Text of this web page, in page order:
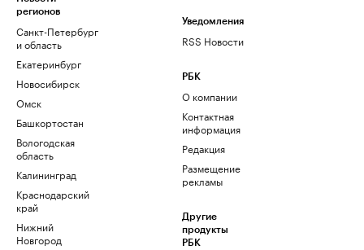
регионов
Санкт-Петербург
и область
Екатеринбург
Новосибирск
Омск
Башкортостан
Вологодская
область
Калининград
Краснодарский
край
Нижний
Новгород
Уведомления
RSS Новости
РБК
О компании
Контактная
информация
Редакция
Размещение
рекламы
Другие
продукты
РБК